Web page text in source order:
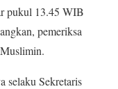
pukul 13.45 WIB
pemeriksa
selaku Sekretaris